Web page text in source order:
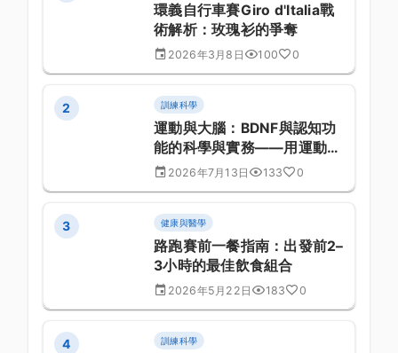
環義自行車賽Giro d'Italia戰
術解析：玫瑰衫的爭奪
2026年3月8日 100 0
2 訓練科學
運動與大腦：BDNF與認知功
能的科學與實務——用運動餵
養你的腦
2026年7月13日 133 0
3 健康與醫學
路跑賽前一餐指南：出發前2–
3小時的最佳飲食組合
2026年5月22日 183 0
4 訓練科學